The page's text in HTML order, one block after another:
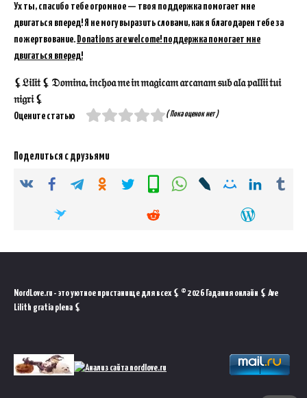
Ух ты, спасибо тебе огромное — твоя поддержка помогает мне
двигаться вперед! Я не могу выразить словами, как я благодарен тебе за
пожертвование. Donations are welcome! поддержка помогает мне
двигаться вперед!
⚸𝔏𝔦𝔩𝔦𝔱 ⚸ 𝔇𝔬𝔪𝔦𝔫𝔞, 𝔦𝔫𝔠𝔥𝔬𝔞 𝔪𝔢 𝔦𝔫 𝔪𝔞𝔤𝔦𝔠𝔞𝔪 𝔞𝔯𝔠𝔞𝔫𝔞𝔪 𝔰𝔲𝔟 𝔞𝔩𝔞 𝔭𝔞𝔩𝔩𝔦𝔦 𝔱𝔲𝔦
𝔫𝔦𝔤𝔯𝔦 ⚸
Оцените статью
( Пока оценок нет )
Поделиться с друзьями
NordLove.ru - это уютное пристанище для всех ⚸ © 2026 Гадания онлайн ⚸ Ave
Lilith gratia plena ⚸